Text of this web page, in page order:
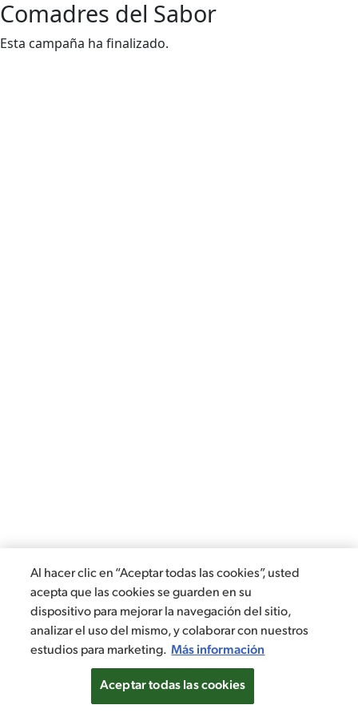
Al hacer clic en “Aceptar todas las cookies”, usted
acepta que las cookies se guarden en su
dispositivo para mejorar la navegación del sitio,
analizar el uso del mismo, y colaborar con nuestros
estudios para marketing. Más información
Aceptar todas las cookies